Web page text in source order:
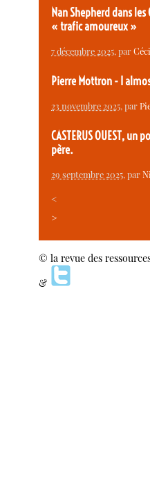
Nan Shepherd dans
« trafic amoureux »
7 décembre 2025, par
Pierre Mottron - I
23 novembre 2025, par
CASTERUS OUEST, un
père.
29 septembre 2025, par
<
>
© la revue des
&